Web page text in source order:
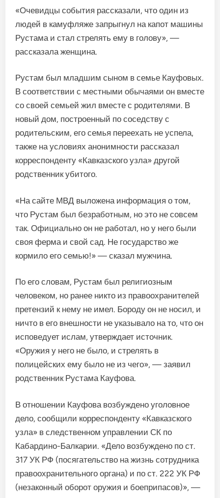
«Очевидцы события рассказали, что один из
людей в камуфляже запрыгнул на капот машины
Рустама и стал стрелять ему в голову», —
рассказала женщина.
Рустам был младшим сыном в семье Кауфовых.
В соответствии с местными обычаями он вместе
со своей семьей жил вместе с родителями. В
новый дом, построенный по соседству с
родительским, его семья переехать не успела,
также на условиях анонимности рассказал
корреспонденту «Кавказского узла» другой
родственник убитого.
«На сайте МВД выложена информация о том,
что Рустам был безработным, но это не совсем
так. Официально он не работал, но у него были
своя ферма и свой сад. Не государство же
кормило его семью!» — сказал мужчина.
По его словам, Рустам был религиозным
человеком, но ранее никто из правоохранителей
претензий к нему не имел. Бороду он не носил, и
ничто в его внешности не указывало на то, что он
исповедует ислам, утверждает источник.
«Оружия у него не было, и стрелять в
полицейских ему было не из чего», — заявил
родственник Рустама Кауфова.
В отношении Кауфова возбуждено уголовное
дело, сообщили корреспонденту «Кавказского
узла» в следственном управлении СК по
Кабардино-Балкарии. «Дело возбуждено по ст.
317 УК РФ (посягательство на жизнь сотрудника
правоохранительного органа) и по ст. 222 УК РФ
(незаконный оборот оружия и боеприпасов)», —